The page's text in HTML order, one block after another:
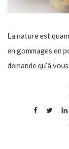
La nature est
en gommages en
demande qu’à